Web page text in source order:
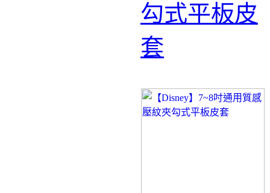
勾式平板皮
套